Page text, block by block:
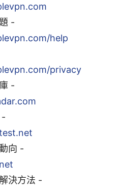
-
help
privacy
-
-
向 -
決方法 -